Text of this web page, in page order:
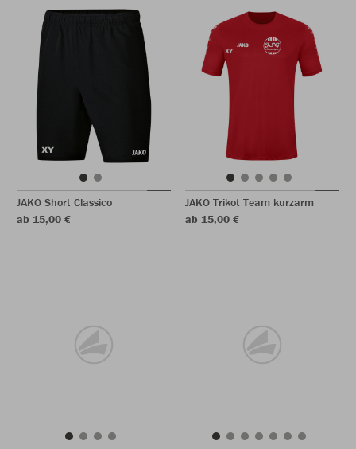
JAKO Short Classico
ab 15,00 €
JAKO Trikot Team kurzarm
ab 15,00 €